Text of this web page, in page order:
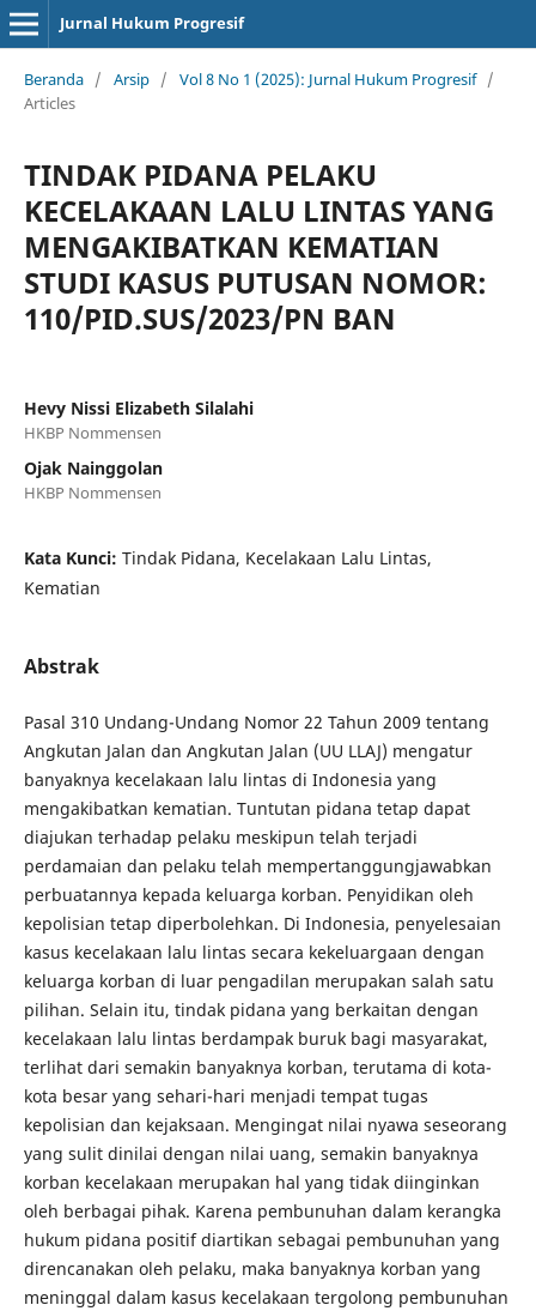
Jurnal Hukum Progresif
Beranda / Arsip / Vol 8 No 1 (2025): Jurnal Hukum Progresif /
Articles
TINDAK PIDANA PELAKU
KECELAKAAN LALU LINTAS YANG
MENGAKIBATKAN KEMATIAN
STUDI KASUS PUTUSAN NOMOR:
110/PID.SUS/2023/PN BAN
Hevy Nissi Elizabeth Silalahi
HKBP Nommensen
Ojak Nainggolan
HKBP Nommensen
Kata Kunci: Tindak Pidana, Kecelakaan Lalu Lintas,
Kematian
Abstrak
Pasal 310 Undang-Undang Nomor 22 Tahun 2009 tentang
Angkutan Jalan dan Angkutan Jalan (UU LLAJ) mengatur
banyaknya kecelakaan lalu lintas di Indonesia yang
mengakibatkan kematian. Tuntutan pidana tetap dapat
diajukan terhadap pelaku meskipun telah terjadi
perdamaian dan pelaku telah mempertanggungjawabkan
perbuatannya kepada keluarga korban. Penyidikan oleh
kepolisian tetap diperbolehkan. Di Indonesia, penyelesaian
kasus kecelakaan lalu lintas secara kekeluargaan dengan
keluarga korban di luar pengadilan merupakan salah satu
pilihan. Selain itu, tindak pidana yang berkaitan dengan
kecelakaan lalu lintas berdampak buruk bagi masyarakat,
terlihat dari semakin banyaknya korban, terutama di kota-
kota besar yang sehari-hari menjadi tempat tugas
kepolisian dan kejaksaan. Mengingat nilai nyawa seseorang
yang sulit dinilai dengan nilai uang, semakin banyaknya
korban kecelakaan merupakan hal yang tidak diinginkan
oleh berbagai pihak. Karena pembunuhan dalam kerangka
hukum pidana positif diartikan sebagai pembunuhan yang
direncanakan oleh pelaku, maka banyaknya korban yang
meninggal dalam kasus kecelakaan tergolong pembunuhan